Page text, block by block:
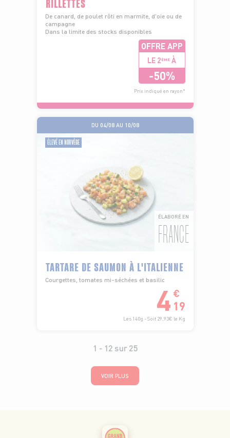
De canard, de poulet rôti en marmite, d'oie ou de
campagne
Dans la limite des stocks disponibles
OFFRE APP
LE 2 ÈME À
-50%
Prix indiqué en rayon*
DU 04/08 AU 10/08
ÉLEVÉ EN NORVÈGE
ÉLABORÉ EN
FRANCE
TARTARE DE SAUMON À L'ITALIENNE
Courgettes, tomates mi-séchées et basilic
4 €
19
Les 140g - Soit 29,93€ le Kg
1 - 12sur25
VOIR PLUS